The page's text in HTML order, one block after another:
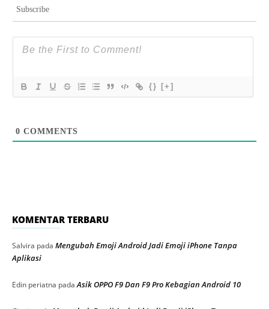
Subscribe
{} [+]
0 COMMENTS
KOMENTAR TERBARU
Salvira pada Mengubah Emoji Android Jadi Emoji iPhone Tanpa
Aplikasi
Edin periatna padaAsik OPPO F9 Dan F9 Pro Kebagian Android 10